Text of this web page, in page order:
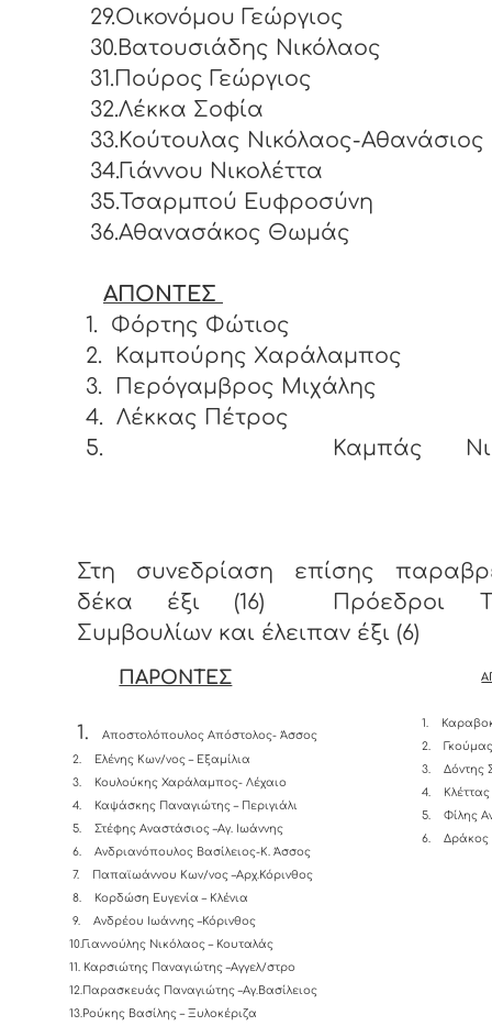
29.Οικονόμου Γεώργιος
30.Βατουσιάδης Νικόλαος
31.Πούρος Γεώργιος
32.Λέκκα Σοφία
33.Κούτουλας Νικόλαος-Αθανάσιος
34.Γιάννου Νικολέττα
35.Τσαρμπού Ευφροσύνη
36.Αθανασάκος Θωμάς
ΑΠΟΝΤΕΣ
1.
Φόρτης Φώτιος
2.
Καμπούρης Χαράλαμπος
3.
Περόγαμβρος Μιχάλης
4.
Λέκκας Πέτρος
5.
Καμπάς
Στη συνεδρίαση επίσης
δέκα έξι (16) Πρόεδροι
Συμβουλίων και έλειπαν έξι (6)
ΠΑΡΟΝΤΕΣ
1.
Αποστολόπουλος Απόστολος- Άσσος
2.
Ελένης Κων/νος – Εξαμίλια
3.
Κουλούκης Χαράλαμπος- Λέχαιο
4.
Καψάσκης Παναγιώτης – Περιγιάλι
5.
Στέφης Αναστάσιος –Αγ. Ιωάννης
6.
Ανδριανόπουλος Βασίλειος-K. Άσσος
7.
Παπαϊωάννου Κων/νος –Αρχ.Κόρινθος
8.
Κορδώση Ευγενία – Κλένια
9.
Ανδρέου Ιωάννης –Κόρινθος
10.Γιαννούλης Νικόλαος – Κουταλάς
11. Καρσιώτης Παναγιώτης –Αγγελ/στρο
12.Παρασκευάς Παναγιώτης –Αγ.Βασίλειος
13.Ρούκης Βασίλης – Ξυλοκέριζα
1.
2.
3.
Δόντης
4.
5.
Φίλης
6.
Δράκος